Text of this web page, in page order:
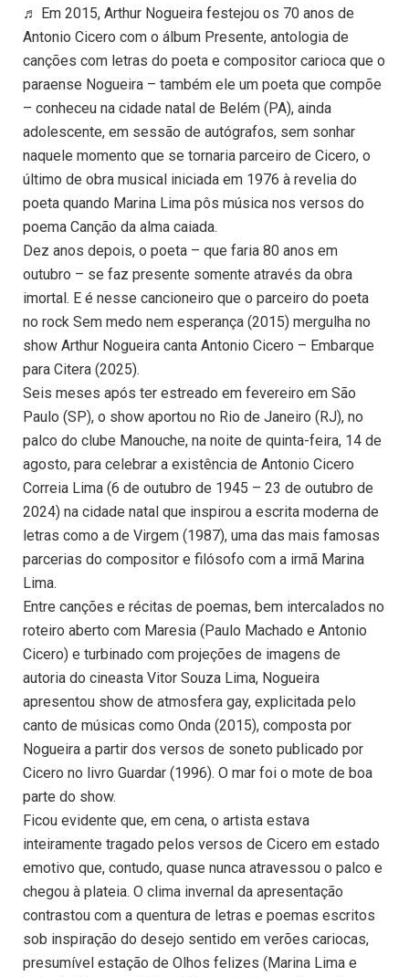
♬ Em 2015, Arthur Nogueira festejou os 70 anos de
Antonio Cicero com o álbum Presente, antologia de
canções com letras do poeta e compositor carioca que o
paraense Nogueira – também ele um poeta que compõe
– conheceu na cidade natal de Belém (PA), ainda
adolescente, em sessão de autógrafos, sem sonhar
naquele momento que se tornaria parceiro de Cicero, o
último de obra musical iniciada em 1976 à revelia do
poeta quando Marina Lima pôs música nos versos do
poema Canção da alma caiada.
Dez anos depois, o poeta – que faria 80 anos em
outubro – se faz presente somente através da obra
imortal. E é nesse cancioneiro que o parceiro do poeta
no rock Sem medo nem esperança (2015) mergulha no
show Arthur Nogueira canta Antonio Cicero – Embarque
para Citera (2025).
Seis meses após ter estreado em fevereiro em São
Paulo (SP), o show aportou no Rio de Janeiro (RJ), no
palco do clube Manouche, na noite de quinta-feira, 14 de
agosto, para celebrar a existência de Antonio Cicero
Correia Lima (6 de outubro de 1945 – 23 de outubro de
2024) na cidade natal que inspirou a escrita moderna de
letras como a de Virgem (1987), uma das mais famosas
parcerias do compositor e filósofo com a irmã Marina
Lima.
Entre canções e récitas de poemas, bem intercalados no
roteiro aberto com Maresia (Paulo Machado e Antonio
Cicero) e turbinado com projeções de imagens de
autoria do cineasta Vitor Souza Lima, Nogueira
apresentou show de atmosfera gay, explicitada pelo
canto de músicas como Onda (2015), composta por
Nogueira a partir dos versos de soneto publicado por
Cicero no livro Guardar (1996). O mar foi o mote de boa
parte do show.
Ficou evidente que, em cena, o artista estava
inteiramente tragado pelos versos de Cicero em estado
emotivo que, contudo, quase nunca atravessou o palco e
chegou à plateia. O clima invernal da apresentação
contrastou com a quentura de letras e poemas escritos
sob inspiração do desejo sentido em verões cariocas,
presumível estação de Olhos felizes (Marina Lima e